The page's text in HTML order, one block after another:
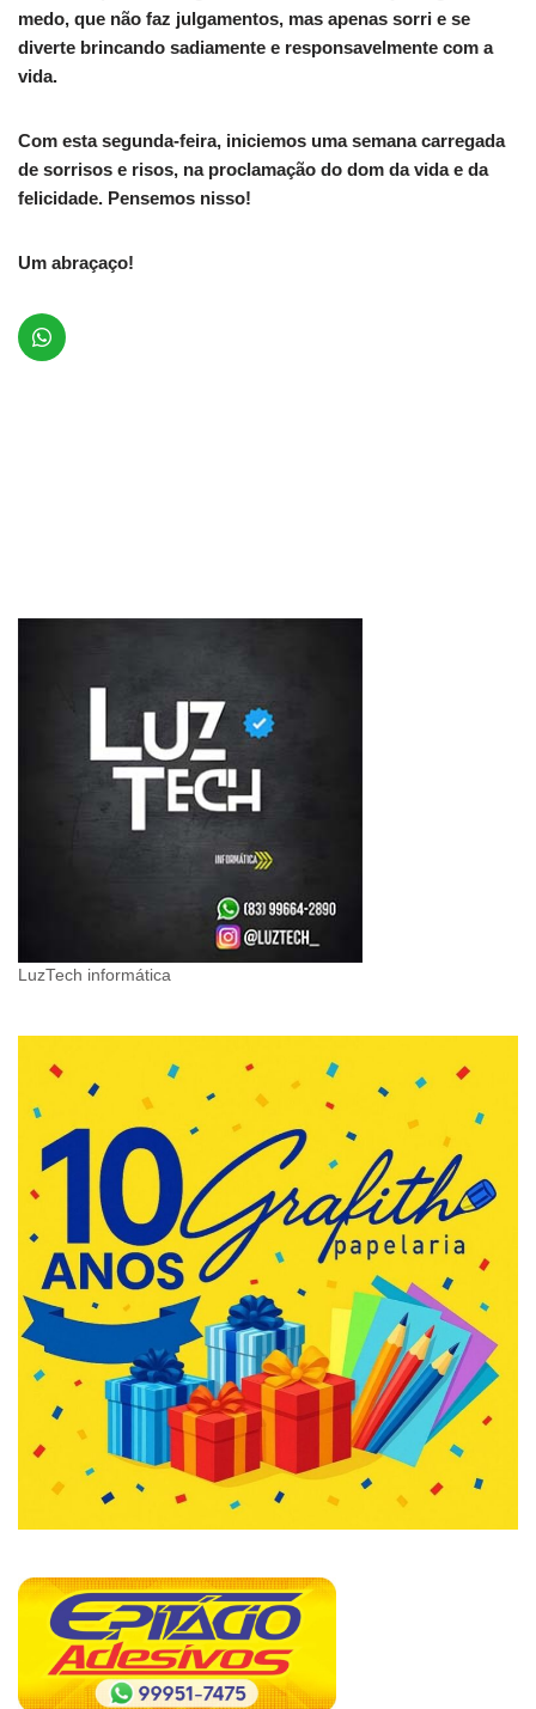
medo, que não faz julgamentos, mas apenas sorri e se
diverte brincando sadiamente e responsavelmente com a
vida.
Com esta segunda-feira, iniciemos uma semana carregada
de sorrisos e risos, na proclamação do dom da vida e da
felicidade. Pensemos nisso!
Um abraçaço!
LuzTech informática